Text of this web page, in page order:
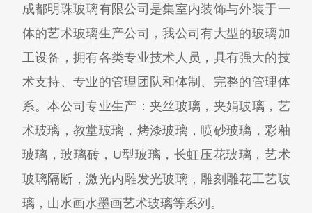
成都明珠玻璃有限公司是集室内装饰与外装于一
体的艺术玻璃生产公司，我公司有大型的玻璃加
工设备，拥有各类专业技术人员，具有强大的技
术支持、专业的管理团队和体制、完整的管理体
系。本公司专业生产：夹丝玻璃，夹娟玻璃，艺
术玻璃，教堂玻璃，烤漆玻璃，喷砂玻璃，彩釉
玻璃，玻璃砖，U型玻璃，长虹压花玻璃，艺术
玻璃隔断，激光内雕发光玻璃，雕刻雕花工艺玻
璃，山水画水墨画艺术玻璃等系列。